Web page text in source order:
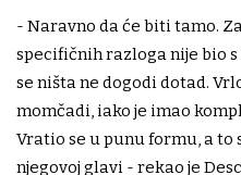
- Naravno da će biti tamo.
specifičnih razloga nije bio
se ništa ne dogodi dotad.
momčadi, iako je imao
Vratio se u punu formu, a to
njegovoj glavi - rekao je